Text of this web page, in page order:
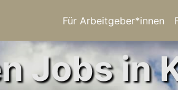
Für Arbeitgeber*innen
Jobs in